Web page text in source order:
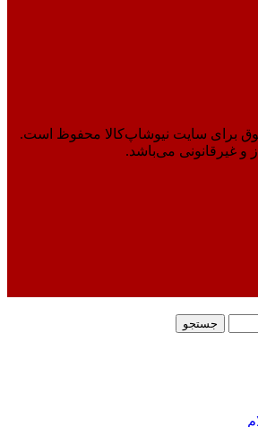
حقوق برای سایت نیوشاپ‌کالا محفوظ است.
غیرقانونی می‌باشد.
جستجو